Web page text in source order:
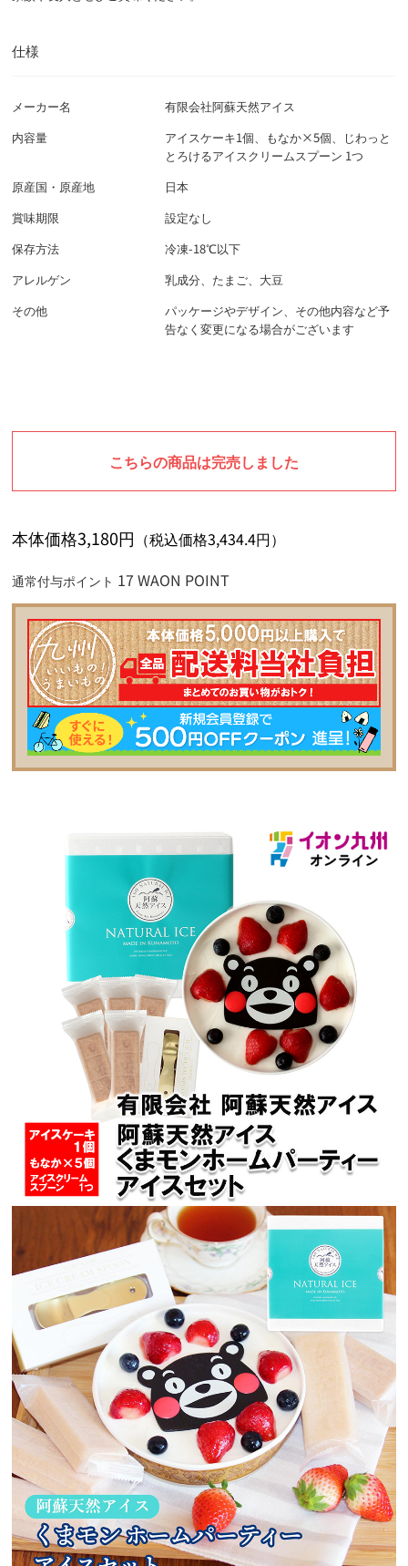
仕様
メーカー名
有限会社阿蘇天然アイス
内容量
アイスケーキ1個、もなか×5個、じわっと
とろけるアイスクリームスプーン 1つ
原産国・原産地
日本
賞味期限
設定なし
保存方法
冷凍-18℃以下
アレルゲン
乳成分、たまご、大豆
その他
パッケージやデザイン、その他内容など予
告なく変更になる場合がございます
こちらの商品は完売しました
本体価格3,180円 （税込価格3,434.4円）
通常付与ポイント 17 WAON POINT